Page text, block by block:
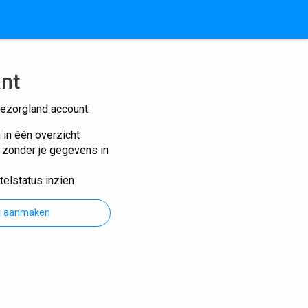
account:
één overzicht
je gegevens in
inzien